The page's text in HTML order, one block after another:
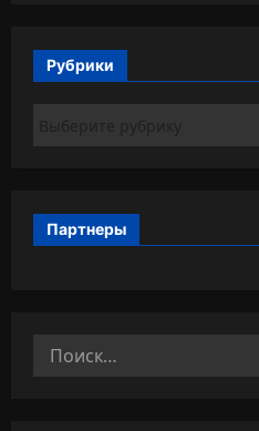
Рубрики
Партнеры
Найти: